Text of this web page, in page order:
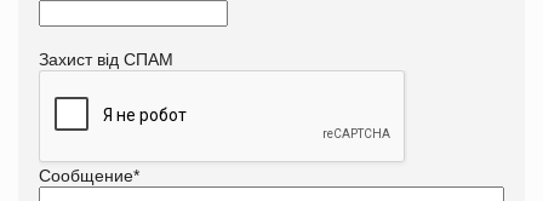
Захист від СПАМ
Сообщение*